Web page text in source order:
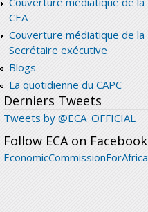
CEA
Couverture médiatique de la
Secrétaire exécutive
Blogs
La quotidienne du CAPC
Derniers Tweets
Tweets by @ECA_OFFICIAL
Follow ECA on Facebook
EconomicCommissionForAfrica